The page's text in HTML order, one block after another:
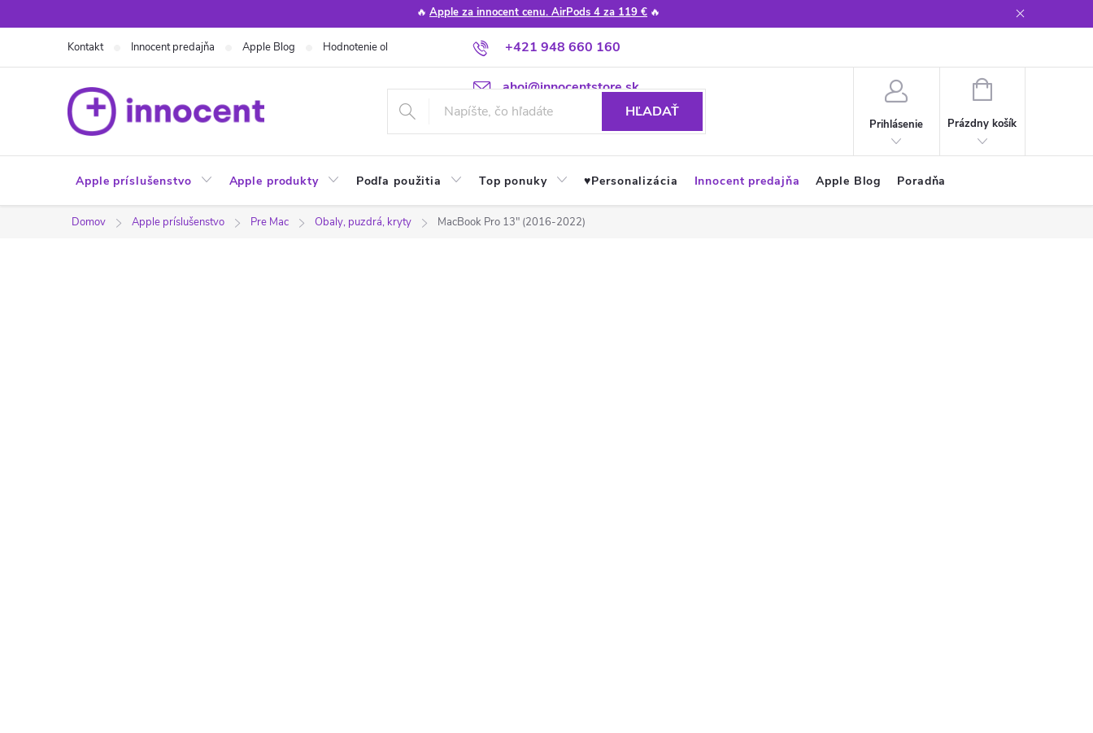
na
🔥 Apple za innocent cenu. AirPods 4 za 119 € 🔥
+421 948 660 160
ahoj@innocentstore.sk
Kontakt Innocent predajňa Apple Blog Hodnotenie obchodu Poradňa Apple návody a tipy
HĽADAŤ
Prihlásenie
NÁKUPNÝ
Prázdny košík
Apple príslušenstvo Apple produkty Podľa použitia Top ponuky ♥︎Personalizácia Innocent predajňa Apple Blog Poradňa
Domov Apple príslušenstvo Pre Mac Obaly, puzdrá, kryty MacBook Pro 13" (2016-2022)